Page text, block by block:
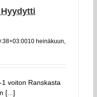
10 heinäkuun,
voiton Ranskasta
[...]